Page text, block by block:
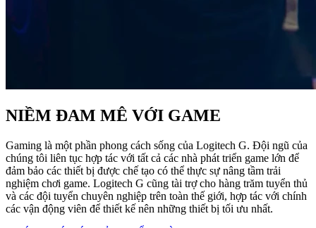
NIỀM ĐAM MÊ VỚI GAME
Gaming là một phần phong cách sống của Logitech G. Đội ngũ của
chúng tôi liên tục hợp tác với tất cả các nhà phát triển game lớn để
đảm bảo các thiết bị được chế tạo có thể thực sự nâng tầm trải
nghiệm chơi game. Logitech G cũng tài trợ cho hàng trăm tuyển thủ
và các đội tuyển chuyên nghiệp trên toàn thế giới, hợp tác với chính
các vận động viên để thiết kế nên những thiết bị tối ưu nhất.